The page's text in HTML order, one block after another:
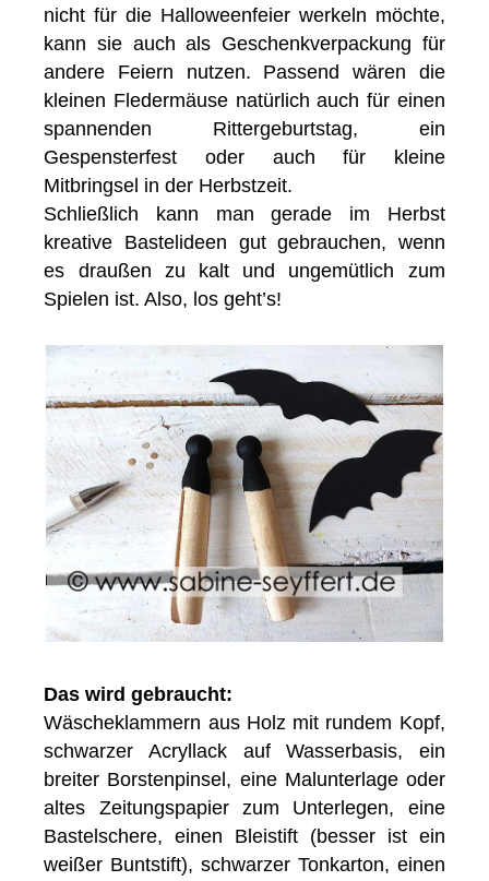
nicht für die Halloweenfeier werkeln möchte,
kann sie auch als Geschenkverpackung für
andere Feiern nutzen. Passend wären die
kleinen Fledermäuse natürlich auch für einen
spannenden Rittergeburtstag, ein
Gespensterfest oder auch für kleine
Mitbringsel in der Herbstzeit.
Schließlich kann man gerade im Herbst
kreative Bastelideen gut gebrauchen, wenn
es draußen zu kalt und ungemütlich zum
Spielen ist. Also, los geht’s!
Das wird gebraucht:
Wäscheklammern aus Holz mit rundem Kopf,
schwarzer Acryllack auf Wasserbasis, ein
breiter Borstenpinsel, eine Malunterlage oder
altes Zeitungspapier zum Unterlegen, eine
Bastelschere, einen Bleistift (besser ist ein
weißer Buntstift), schwarzer Tonkarton, einen